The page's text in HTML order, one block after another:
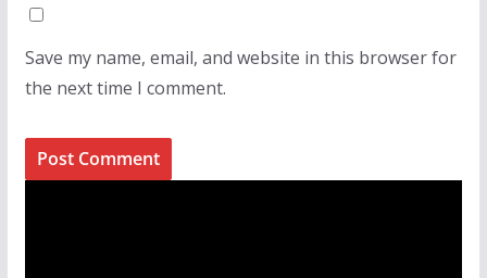
Save my name, email, and website in this browser for
the next time I comment.